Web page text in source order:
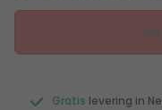
Gratis levering in